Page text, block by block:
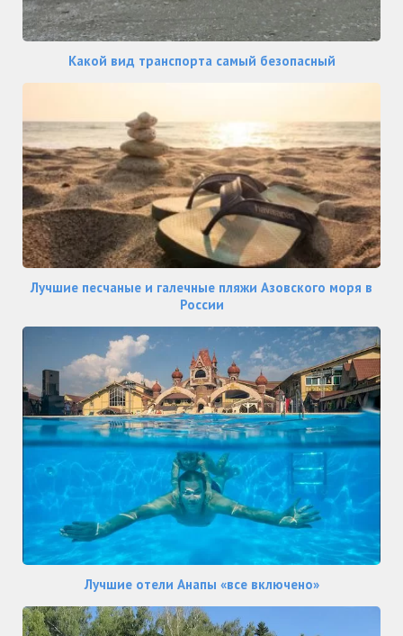
Какой вид транспорта самый безопасный
Лучшие песчаные и галечные пляжи Азовского моря в
России
Лучшие отели Анапы «все включено»